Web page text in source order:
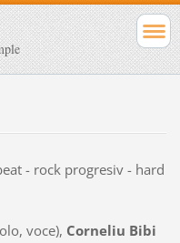
- rock progresiv - hard
voce), Corneliu Bibi